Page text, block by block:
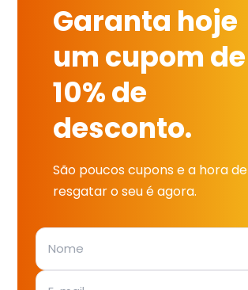
Garanta hoje
um cupom de
10% de
desconto.
São poucos cupons e a hora de
resgatar o seu é agora.